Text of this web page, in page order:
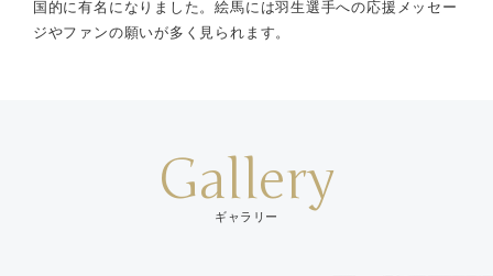
国的に有名になりました。絵馬には羽生選手への応援メッセー
ジやファンの願いが多く見られます。
Gallery
ギャラリー